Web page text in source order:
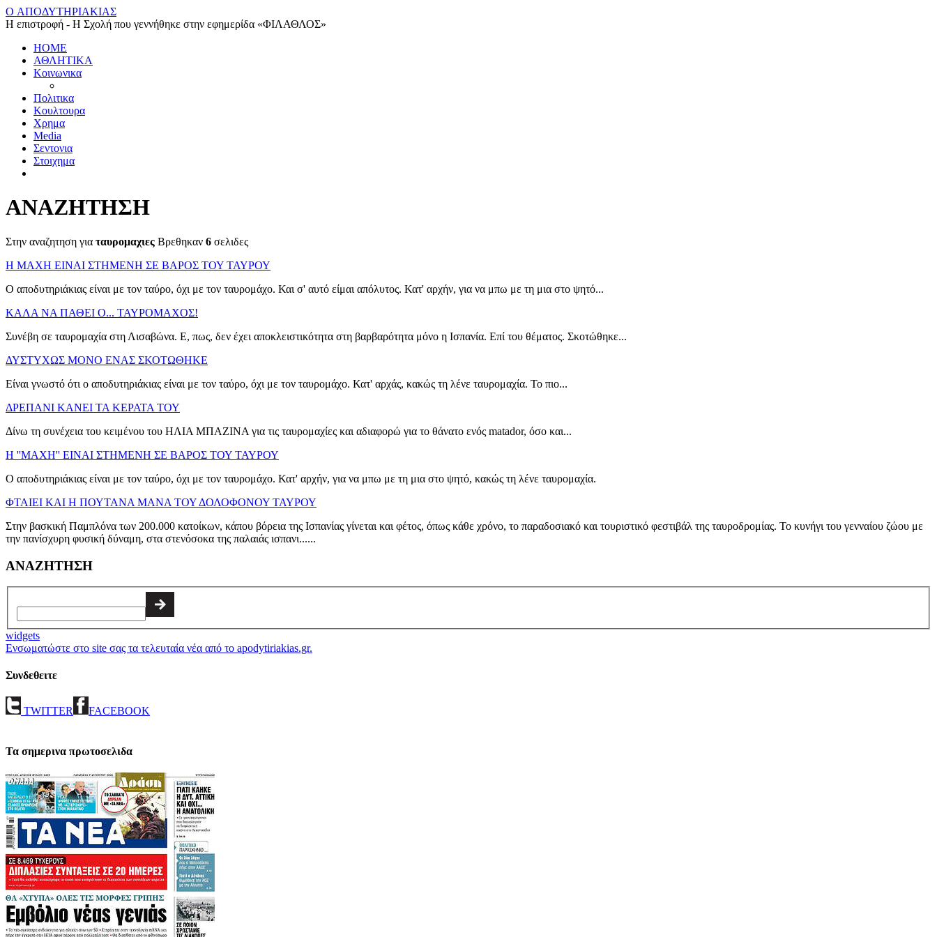
O ΑΠΟΔΥΤΗΡΙΑΚΙΑΣ
Η επιστροφή - Η Σχολή που γεννήθηκε στην εφημερίδα «ΦΙΛΑΘΛΟΣ»
HOME
ΑΘΛΗΤΙΚΑ
Κοινωνικα
Πολιτικα
Κουλτουρα
Χρημα
Media
Σεντονια
Στοιχημα
ΑΝΑΖΗΤΗΣΗ
Στην αναζητηση για ταυρομαχιες Βρεθηκαν 6 σελιδες
Η ΜΑΧΗ ΕΙΝΑΙ ΣΤΗΜΕΝΗ ΣΕ ΒΑΡΟΣ ΤΟΥ ΤΑΥΡΟΥ
Ο αποδυτηριάκιας είναι με τον ταύρο, όχι με τον ταυρομάχο. Και σ' αυτό είμαι απόλυτος. Κατ' αρχήν, για να μπω με τη μια στο ψητό...
ΚΑΛΑ ΝΑ ΠΑΘΕΙ Ο... ΤΑΥΡΟΜΑΧΟΣ!
Συνέβη σε ταυρομαχία στη Λισαβώνα. Ε, πως, δεν έχει αποκλειστικότητα στη βαρβαρότητα μόνο η Ισπανία. Επί του θέματος. Σκοτώθηκε...
ΔΥΣΤΥΧΩΣ ΜΟΝΟ ΕΝΑΣ ΣΚΟΤΩΘΗΚΕ
Είναι γνωστό ότι ο αποδυτηριάκιας είναι με τον ταύρο, όχι με τον ταυρομάχο. Κατ' αρχάς, κακώς τη λένε ταυρομαχία. Το πιο...
ΔΡΕΠΑΝΙ ΚΑΝΕΙ ΤΑ ΚΕΡΑΤΑ ΤΟΥ
Δίνω τη συνέχεια του κειμένου του ΗΛΙΑ ΜΠΑΖΙΝΑ για τις ταυρομαχίες και αδιαφορώ για το θάνατο ενός matador, όσο και...
Η ''ΜΑΧΗ'' ΕΙΝΑΙ ΣΤΗΜΕΝΗ ΣΕ ΒΑΡΟΣ ΤΟΥ ΤΑΥΡΟΥ
Ο αποδυτηριάκιας είναι με τον ταύρο, όχι με τον ταυρομάχο. Κατ' αρχήν, για να μπω με τη μια στο ψητό, κακώς τη λένε ταυρομαχία.
ΦΤΑΙΕΙ ΚΑΙ Η ΠΟΥΤΑΝΑ ΜΑΝΑ ΤΟΥ ΔΟΛΟΦΟΝΟΥ ΤΑΥΡΟΥ
Στην βασκική Παμπλόνα των 200.000 κατοίκων, κάπου βόρεια της Ισπανίας γίνεται και φέτος, όπως κάθε χρόνο, το παραδοσιακό και τουριστικό φεστιβάλ της ταυροδρομίας. Το κυνήγι του γενναίου ζώου με
την πανίσχυρη φυσική δύναμη, στα στενόσοκα της παλαιάς ισπανι......
ΑΝΑΖΗΤΗΣΗ
widgets
Ενσωματώστε στο site σας τα τελευταία νέα από το apodytiriakias.gr.
Συνδεθειτε
TWITTER FACEBOOK
Τα σημερινα πρωτοσελιδα